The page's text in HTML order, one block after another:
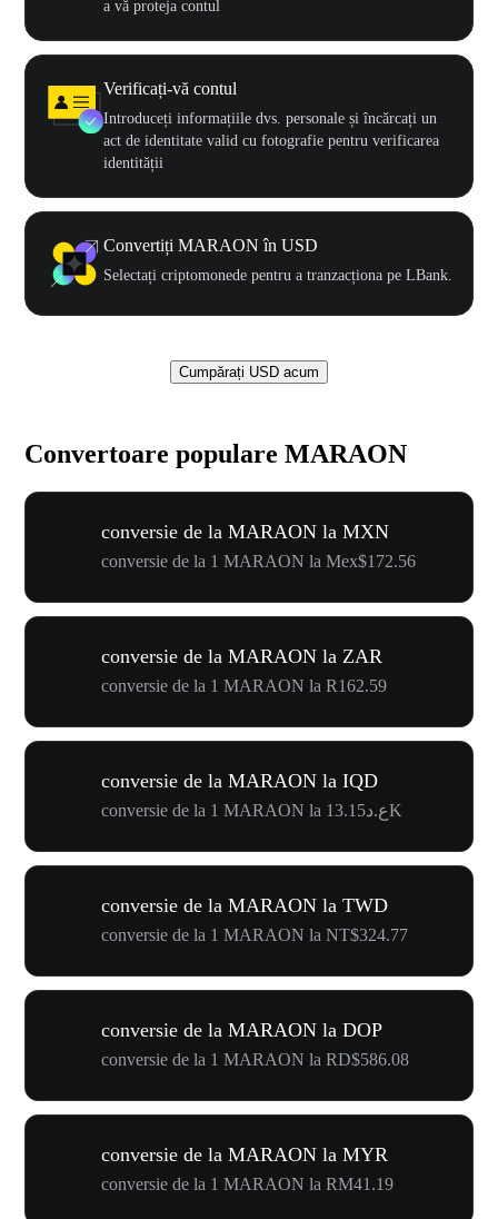
a vă proteja contul
Verificați-vă contul
Introduceți informațiile dvs. personale și încărcați un
act de identitate valid cu fotografie pentru verificarea
identității
Convertiți MARAON în USD
Selectați criptomonede pentru a tranzacționa pe LBank.
Cumpărați USD acum
Convertoare populare MARAON
conversie de la MARAON la MXN
conversie de la 1 MARAON la Mex$172.56
conversie de la MARAON la ZAR
conversie de la 1 MARAON la R162.59
conversie de la MARAON la IQD
conversie de la 1 MARAON la ع.د13.15K
conversie de la MARAON la TWD
conversie de la 1 MARAON la NT$324.77
conversie de la MARAON la DOP
conversie de la 1 MARAON la RD$586.08
conversie de la MARAON la MYR
conversie de la 1 MARAON la RM41.19